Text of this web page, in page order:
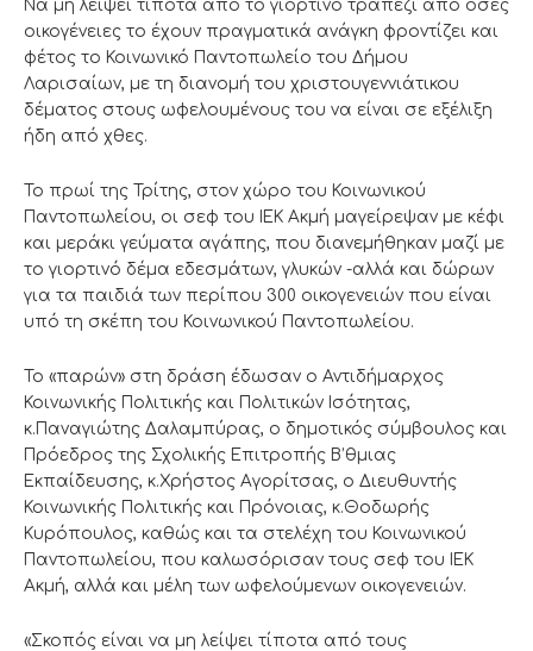
Να μη λείψει τίποτα από το γιορτινό τραπέζι από όσες
οικογένειες το έχουν πραγματικά ανάγκη φροντίζει και
φέτος το Κοινωνικό Παντοπωλείο του Δήμου
Λαρισαίων, με τη διανομή του χριστουγεννιάτικου
δέματος στους ωφελουμένους του να είναι σε εξέλιξη
ήδη από χθες.
Το πρωί της Τρίτης, στον χώρο του Κοινωνικού
Παντοπωλείου, οι σεφ του ΙΕΚ Ακμή μαγείρεψαν με κέφι
και μεράκι γεύματα αγάπης, που διανεμήθηκαν μαζί με
το γιορτινό δέμα εδεσμάτων, γλυκών -αλλά και δώρων
για τα παιδιά των περίπου 300 οικογενειών που είναι
υπό τη σκέπη του Κοινωνικού Παντοπωλείου.
Το «παρών» στη δράση έδωσαν ο Αντιδήμαρχος
Κοινωνικής Πολιτικής και Πολιτικών Ισότητας,
κ.Παναγιώτης Δαλαμπύρας, ο δημοτικός σύμβουλος και
Πρόεδρος της Σχολικής Επιτροπής Β’θμιας
Εκπαίδευσης, κ.Χρήστος Αγορίτσας, ο Διευθυντής
Κοινωνικής Πολιτικής και Πρόνοιας, κ.Θοδωρής
Κυρόπουλος, καθώς και τα στελέχη του Κοινωνικού
Παντοπωλείου, που καλωσόρισαν τους σεφ του ΙΕΚ
Ακμή, αλλά και μέλη των ωφελούμενων οικογενειών.
«Σκοπός είναι να μη λείψει τίποτα από τους